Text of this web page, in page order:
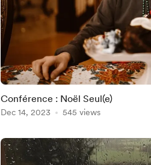
Conférence : Noël Seul(e)
Dec 14, 2023 545 views